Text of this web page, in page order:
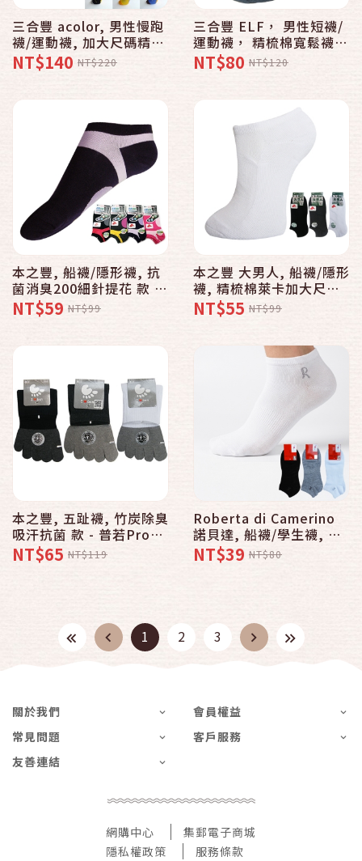
三合豐 acolor, 男性慢跑
襪/運動襪, 加大尺碼精梳
棉氣墊底 款 - 普若Pro品
牌好襪子專賣館
NT$140 NT$220
三合豐 ELF， 男性短襪/
運動襪， 精梳棉寬鬆襪口
止滑毛巾氣墊 款 - 普若
Pro品牌好襪子專賣館
NT$80 NT$120
本之豐, 船襪/隱形襪, 抗
菌消臭200細針提花 款 -
普若Pro品牌好襪子專賣
館
NT$59 NT$99
本之豐 大男人, 船襪/隱形
襪, 精梳棉萊卡加大尺碼
素色氣墊毛巾底經濟 款 -
普若Pro品牌好襪子專賣
NT$55 NT$99
本之豐, 五趾襪, 竹炭除臭
吸汗抗菌 款 - 普若Pro品
牌好襪子專賣館
NT$65 NT$119
Roberta di Camerino
諾貝達, 船襪/學生襪, 素
色棉質彈性束口超值經濟
款【義大利名牌】
NT$39 NT$80
1 2 3
關於我們
會員權益
常見問題
客戶服務
友善連結
網購中心
集郵電子商城
隱私權政策
服務條款